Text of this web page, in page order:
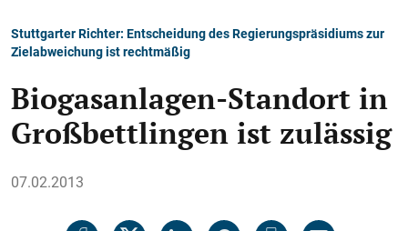
Stuttgarter Richter: Entscheidung des Regierungspräsidiums zur
Zielabweichung ist rechtmäßig
Biogasanlagen-Standort in
Großbettlingen ist zulässig
07.02.2013